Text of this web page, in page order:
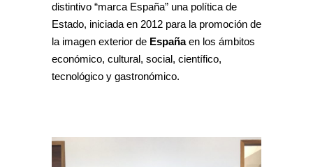
distintivo “marca España” una política de
Estado,​ iniciada en 2012 para la promoción de
la imagen exterior de Españaen los ámbitos
económico, cultural, social, científico,
tecnológico y gastronómico.